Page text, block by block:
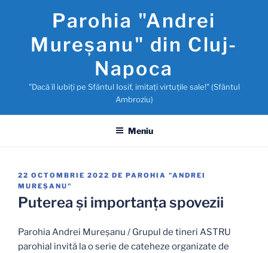
conținut
Parohia "Andrei
Mureşanu" din Cluj-
Napoca
"Dacă îl iubiţi pe Sfântul Iosif, imitaţi virtuţile sale!" (Sfântul
Ambroziu)
Meniu
PUBLICAT
PE
22 OCTOMBRIE 2022 DE PAROHIA "ANDREI
MUREŞANU"
Puterea și importanța spovezii
Parohia Andrei Mureșanu / Grupul de tineri ASTRU
parohial invită la o serie de cateheze organizate de